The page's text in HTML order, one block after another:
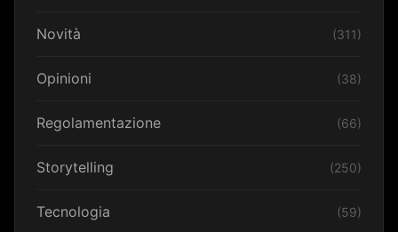
Novità (311)
Opinioni (38)
Regolamentazione (66)
Storytelling (250)
Tecnologia (59)